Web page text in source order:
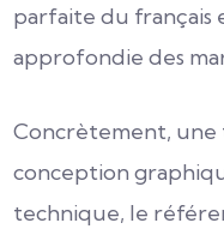
parfaite du français
approfondie des
Concrètement, une
conception
technique, le